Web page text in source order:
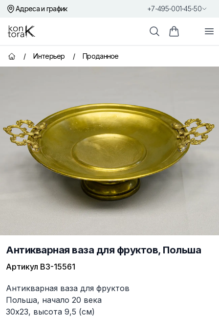
Адреса и график +7-495-001-45-50
Контора К
ПоискКорзина
Главная страница
/ Интерьер / Проданное
Антикварная ваза для фруктов, Польша
Артикул ВЗ-15561
Описание
Антикварная ваза для фруктов
Польша, начало 20 века
30х23, высота 9,5 (см)